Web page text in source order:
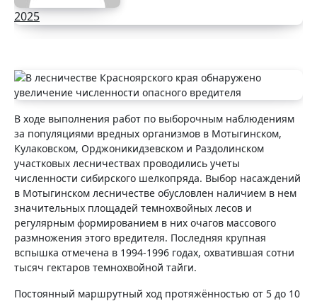
2025
В ходе выполнения работ по выборочным наблюдениям
за популяциями вредных организмов в Мотыгинском,
Кулаковском, Орджоникидзевском и Раздолинском
участковых лесничествах проводились учеты
численности сибирского шелкопряда. Выбор насаждений
в Мотыгинском лесничестве обусловлен наличием в нем
значительных площадей темнохвойных лесов и
регулярным формированием в них очагов массового
размножения этого вредителя. Последняя крупная
вспышка отмечена в 1994-1996 годах, охватившая сотни
тысяч гектаров темнохвойной тайги.
Постоянный маршрутный ход протяжённостью от 5 до 10